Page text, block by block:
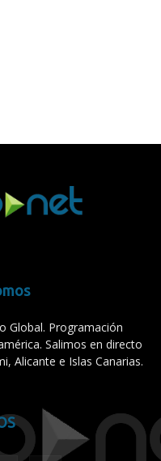
Global. Programación
Salimos en directo
Alicante e Islas Canarias.